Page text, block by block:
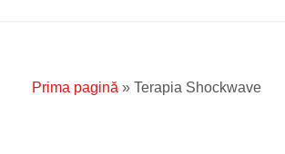
Prima pagină » Terapia Shockwave